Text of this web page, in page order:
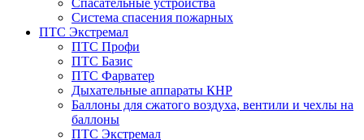
Спасательные устройства
Система спасения пожарных
ПТС Экстремал
ПТС Профи
ПТС Базис
ПТС Фарватер
Дыхательные аппараты КНР
Баллоны для сжатого воздуха, вентили и чехлы на
баллоны
ПТС Экстремал